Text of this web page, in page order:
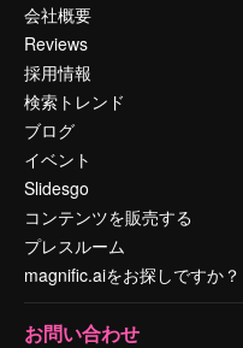
会社概要
Reviews
採用情報
検索トレンド
ブログ
イベント
Slidesgo
コンテンツを販売する
プレスルーム
magnific.aiをお探しですか？
お問い合わせ